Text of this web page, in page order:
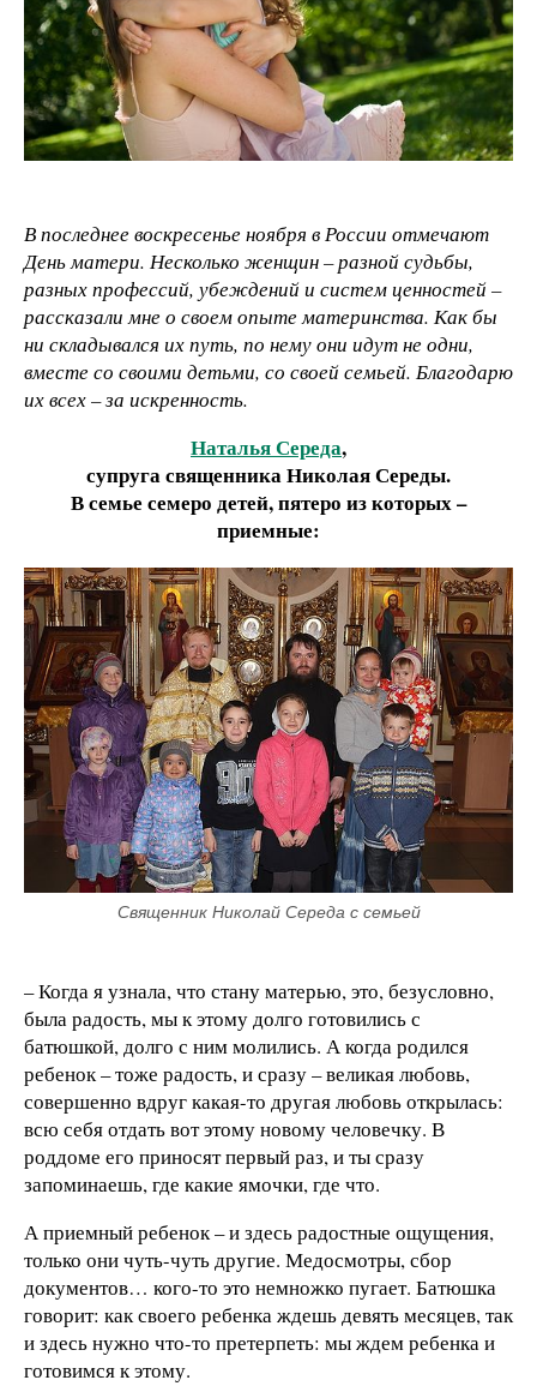
В последнее воскресенье ноября в России отмечают
День матери. Несколько женщин – разной судьбы,
разных профессий, убеждений и систем ценностей –
рассказали мне о своем опыте материнства. Как бы
ни складывался их путь, по нему они идут не одни,
вместе со своими детьми, со своей семьей. Благодарю
их всех – за искренность.
Наталья Середа,
супруга священника Николая Середы.
В семье семеро детей, пятеро из которых –
приемные:
Священник Николай Середа с семьей
– Когда я узнала, что стану матерью, это, безусловно,
была радость, мы к этому долго готовились с
батюшкой, долго с ним молились. А когда родился
ребенок – тоже радость, и сразу – великая любовь,
совершенно вдруг какая-то другая любовь открылась:
всю себя отдать вот этому новому человечку. В
роддоме его приносят первый раз, и ты сразу
запоминаешь, где какие ямочки, где что.
А приемный ребенок – и здесь радостные ощущения,
только они чуть-чуть другие. Медосмотры, сбор
документов… кого-то это немножко пугает. Батюшка
говорит: как своего ребенка ждешь девять месяцев, так
и здесь нужно что-то претерпеть: мы ждем ребенка и
готовимся к этому.